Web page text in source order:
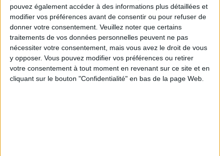
pouvez également accéder à des informations plus détaillées et
modifier vos préférences avant de consentir ou pour refuser de
donner votre consentement. Veuillez noter que certains
traitements de vos données personnelles peuvent ne pas
nécessiter votre consentement, mais vous avez le droit de vous
y opposer. Vous pouvez modifier vos préférences ou retirer
votre consentement à tout moment en revenant sur ce site et en
cliquant sur le bouton "Confidentialité" en bas de la page Web.
LES SPF 50 QUI DONNENT ENVIE DE SE TARTINER